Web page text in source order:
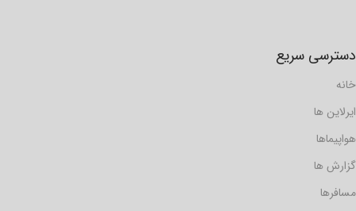
دسترسی سریع
خانه
ایرلاین ها
هواپیماها
گزارش ها
مسافرها